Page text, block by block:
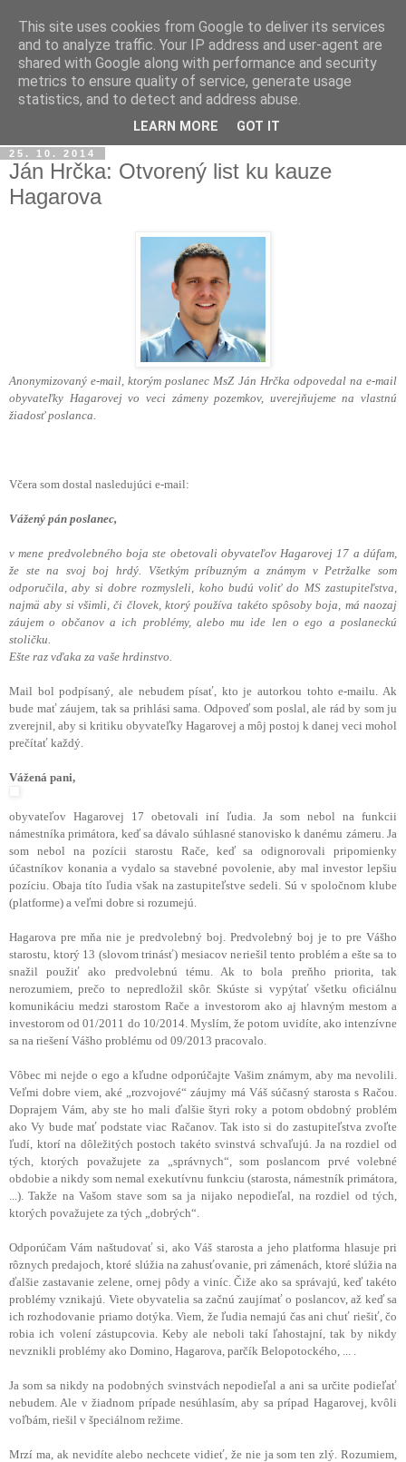
občan.račan.sk
OBČAN, SPOLOČNOSŤ, POLITIKA
občianske fórum
25. 10. 2014
Ján Hrčka: Otvorený list ku kauze
Hagarova
Anonymizovaný e-mail, ktorým poslanec MsZ Ján Hrčka odpovedal na e-mail
obyvateľky Hagarovej vo veci zámeny pozemkov, uverejňujeme na vlastnú
žiadosť poslanca.
Včera som dostal nasledujúci e-mail:
Vážený pán poslanec,
v mene predvolebného boja ste obetovali obyvateľov Hagarovej 17 a dúfam,
že ste na svoj boj hrdý. Všetkým príbuzným a známym v Petržalke som
odporučila, aby si dobre rozmysleli, koho budú voliť do MS zastupiteľstva,
najmä aby si všimli, či človek, ktorý používa takéto spôsoby boja, má naozaj
záujem o občanov a ich problémy, alebo mu ide len o ego a poslaneckú
stoličku.
Ešte raz vďaka za vaše hrdinstvo.
Mail bol podpísaný, ale nebudem písať, kto je autorkou tohto e-mailu. Ak
bude mať záujem, tak sa prihlási sama. Odpoveď som poslal, ale rád by som ju
zverejnil, aby si kritiku obyvateľky Hagarovej a môj postoj k danej veci mohol
prečítať každý.
Vážená pani,
obyvateľov Hagarovej 17 obetovali iní ľudia. Ja som nebol na funkcii
námestníka primátora, keď sa dávalo súhlasné stanovisko k danému zámeru. Ja
som nebol na pozícii starostu Rače, keď sa odignorovali pripomienky
účastníkov konania a vydalo sa stavebné povolenie, aby mal investor lepšiu
pozíciu. Obaja títo ľudia však na zastupiteľstve sedeli. Sú v spoločnom klube
(platforme) a veľmi dobre si rozumejú.
Hagarova pre mňa nie je predvolebný boj. Predvolebný boj je to pre Vášho
starostu, ktorý 13 (slovom trinásť) mesiacov neriešil tento problém a ešte sa to
snažil použiť ako predvolebnú tému. Ak to bola preňho priorita, tak
nerozumiem, prečo to nepredložil skôr. Skúste si vypýtať všetku oficiálnu
komunikáciu medzi starostom Rače a investorom ako aj hlavným mestom a
investorom od 01/2011 do 10/2014. Myslím, že potom uvidíte, ako intenzívne
sa na riešení Vášho problému od 09/2013 pracovalo.
Vôbec mi nejde o ego a kľudne odporúčajte Vašim známym, aby ma nevolili.
Veľmi dobre viem, aké „rozvojové“ záujmy má Váš súčasný starosta s Račou.
Doprajem Vám, aby ste ho mali ďalšie štyri roky a potom obdobný problém
ako Vy bude mať podstate viac Račanov. Tak isto si do zastupiteľstva zvoľte
ľudí, ktorí na dôležitých postoch takéto svinstvá schvaľujú. Ja na rozdiel od
tých, ktorých považujete za „správnych“, som poslancom prvé volebné
obdobie a nikdy som nemal exekutívnu funkciu (starosta, námestník primátora,
...). Takže na Vašom stave som sa ja nijako nepodieľal, na rozdiel od tých,
ktorých považujete za tých „dobrých“.
Odporúčam Vám naštudovať si, ako Váš starosta a jeho platforma hlasuje pri
rôznych predajoch, ktoré slúžia na zahusťovanie, pri zámenách, ktoré slúžia na
ďalšie zastavanie zelene, ornej pôdy a viníc. Čiže ako sa správajú, keď takéto
problémy vznikajú. Viete obyvatelia sa začnú zaujímať o poslancov, až keď sa
ich rozhodovanie priamo dotýka. Viem, že ľudia nemajú čas ani chuť riešiť, čo
robia ich volení zástupcovia. Keby ale neboli takí ľahostajní, tak by nikdy
nevznikli problémy ako Domino, Hagarova, parčík Belopotockého, ... .
Ja som sa nikdy na podobných svinstvách nepodieľal a ani sa určite podieľať
nebudem. Ale v žiadnom prípade nesúhlasím, aby sa prípad Hagarovej, kvôli
voľbám, riešil v špeciálnom režime.
Mrzí ma, ak nevidíte alebo nechcete vidieť, že nie ja som ten zlý. Rozumiem,
This site uses cookies from Google to deliver its services
and to analyze traffic. Your IP address and user-agent are
shared with Google along with performance and security
metrics to ensure quality of service, generate usage
statistics, and to detect and address abuse.
LEARN MORE GOT IT